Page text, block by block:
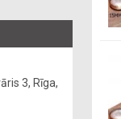
3, Rīga,